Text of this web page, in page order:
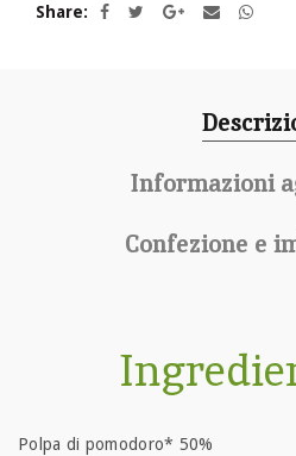
Share
Informazioni
Confezione e
Polpa di pomodoro* 50%